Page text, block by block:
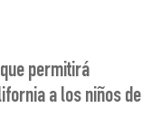
permitirá
a los niños de